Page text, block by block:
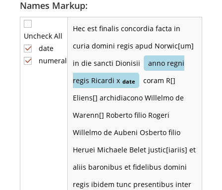
Names Markup:
Uncheck All
date
numeral
Hec est finalis concordia facta in
curia domini regis apud Norwic[um]
in die sancti Dionisii
anno regni
regis Ricardi x date
coram R[]
Eliens[] archidiacono Willelmo de
Warenn[] Roberto filio Rogeri
Willelmo de Aubeni Osberto filio
Heruei Michaele Belet justic[iariis] et
aliis baronibus et fidelibus domini
regis ibidem tunc presentibus inter